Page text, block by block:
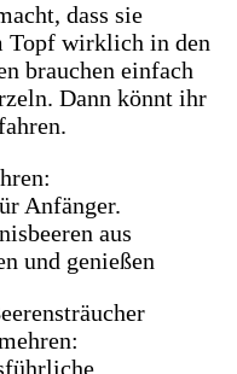
dass sie
Topf wirklich in den
brauchen einfach
Dann könnt ihr